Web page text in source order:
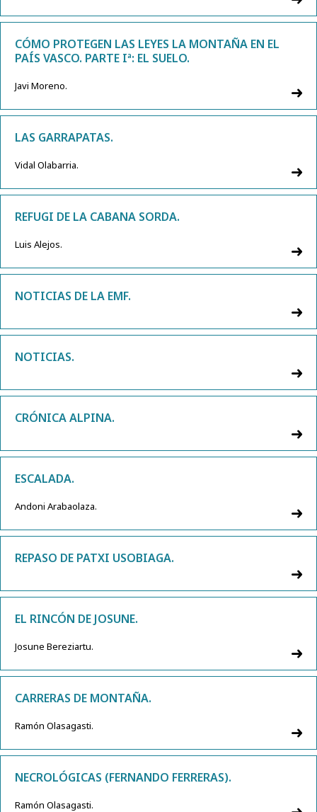
CÓMO PROTEGEN LAS LEYES LA MONTAÑA EN EL
PAÍS VASCO. PARTE Iª: EL SUELO.
Javi Moreno.
LAS GARRAPATAS.
Vidal Olabarria.
REFUGI DE LA CABANA SORDA.
Luis Alejos.
NOTICIAS DE LA EMF.
NOTICIAS.
CRÓNICA ALPINA.
ESCALADA.
Andoni Arabaolaza.
REPASO DE PATXI USOBIAGA.
EL RINCÓN DE JOSUNE.
Josune Bereziartu.
CARRERAS DE MONTAÑA.
Ramón Olasagasti.
NECROLÓGICAS (FERNANDO FERRERAS).
Ramón Olasagasti.